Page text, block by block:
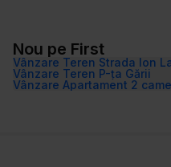
Nou pe First
Vânzare Teren Strada Ion
Vânzare Teren P-ța Gării
Vânzare Apartament 2